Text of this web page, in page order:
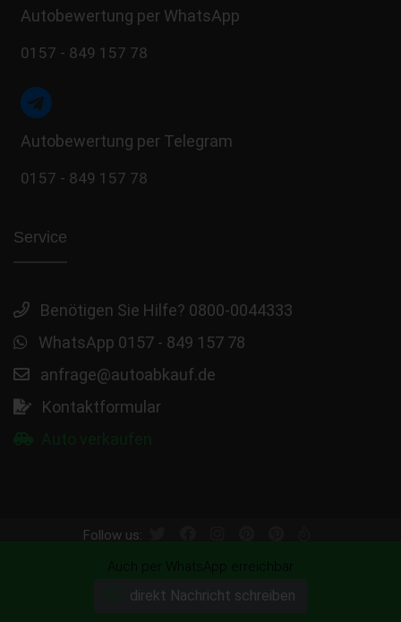
Autobewertung per WhatsApp
0157 - 849 157 78
Autobewertung per Telegram
0157 - 849 157 78
Service
Benötigen Sie Hilfe? 0800-0044333
WhatsApp 0157 - 849 157 78
anfrage@autoabkauf.de
Kontaktformular
Follow us:
Seite teilen:
Auch per WhatsApp erreichbar
direkt Nachricht schreiben